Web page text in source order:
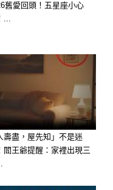
斷絲連，優
舊愛回頭！五星座小心
...
壽盡，屋先知」不是迷
閻王爺提醒：家裡出現三